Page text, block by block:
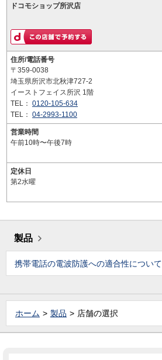
ドコモショップ所沢店
住所/電話番号
〒359-0038
埼玉県所沢市北秋津727-2
イーストフェイス所沢 1階
TEL： 0120-105-634
TEL： 04-2993-1100
営業時間
午前10時〜午後7時
定休日
第2水曜
製品
携帯電話の電波防護への適合性について
ホーム 製品 店舗の選択